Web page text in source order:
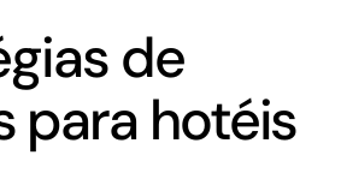
de
para hotéis